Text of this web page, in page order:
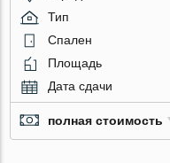
Тип
Спален
Площадь
Дата сдачи
полная стоимость